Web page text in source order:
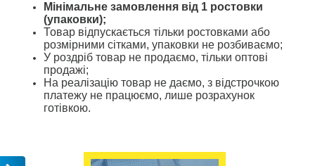
Мінімальне замовлення від 1 ростовки
(упаковки);
Товар відпускається тільки ростовками або
розмірними сітками, упаковки не розбиваємо;
У роздріб товар не продаємо, тільки оптові
продажі;
На реалізацію товар не даємо, з відстрочкою
платежу не працюємо, лише розрахунок
готівкою.